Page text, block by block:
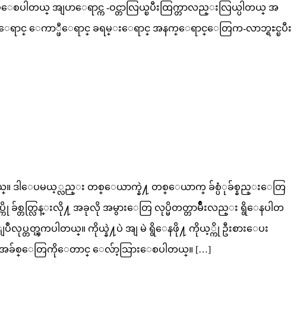
ေစပါတယ္ အျပာေရာင္က -ဝင္တာလြယ္ၿပီးထြက္တာလည္းလြယ္ပါတယ္ အ
ေရာင္ ေကာ္ဖီေရာင္ ခရမ္းေရာင္ အနက္ေရာင္ေတြက-လာဘ္ရႊင္ၿပီး
ယ္။ ဒါေပမယ့္လည္း တစ္ေယာက္နဲ႔ တစ္ေယာက္ ခ်စ္ပံုခ်စ္နည္းေတြ
တ္လြန္းလို႔ အခုလို အမွားေတြ လုပ္မိတတ္တာမ်ိဳးလည္း ရွိေနပါတ
တတ္ၾကပါတယ္။ ကိုယ္နဲ႔ပဲ အျ မဲ ရွိေနဖို႔ ကိုယ့္ကို ဦးစားေပး
း အခ်စ္ေတြကိုေတာင္ ေလ်ာ့သြားေစပါတယ္။ […]